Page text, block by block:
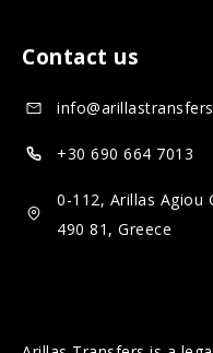
i
a
d
i
a
Contact us
+30 690 664 7013
0-112, Arillas Agiou
490 81, Greece